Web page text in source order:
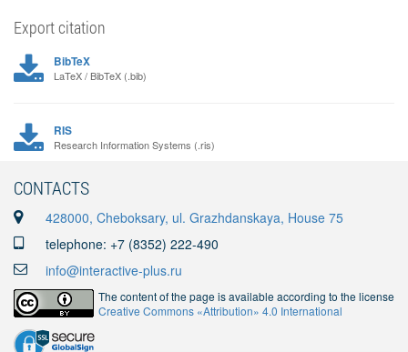
Export citation
BibTeX
LaTeX / BibTeX (.bib)
RIS
Research Information Systems (.ris)
CONTACTS
428000, Cheboksary, ul. Grazhdanskaya, House 75
telephone: +7 (8352) 222-490
info@interactive-plus.ru
The content of the page is available according to the license
Creative Commons «Attribution» 4.0 International